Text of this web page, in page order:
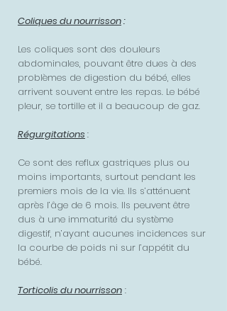
Coliques du nourrisson:
Les coliques sont des douleurs
abdominales, pouvant être dues à des
problèmes de digestion du bébé, elles
arrivent souvent entre les repas. Le bébé
pleur, se tortille et il a beaucoup de gaz.
Régurgitations :
Ce sont des reflux gastriques plus ou
moins importants, surtout pendant les
premiers mois de la vie. Ils s’atténuent
après l’âge de 6 mois. Ils peuvent être
dus à une immaturité du système
digestif, n’ayant aucunes incidences sur
la courbe de poids ni sur l’appétit du
bébé.
Torticolis du nourrisson :